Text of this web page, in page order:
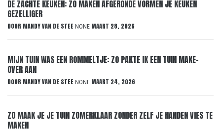
DE ZACHTE KEUKEN: ZO MAKEN AFGERONDE VORMEN JE KEUKEN
GEZELLIGER
DOOR MANDY VAN DE STEE NONE MAART 28, 2026
MIJN TUIN WAS EEN ROMMELTJE: ZO PAKTE IK EEN TUIN MAKE-
OVER AAN
DOOR MANDY VAN DE STEE NONE MAART 24, 2026
ZO MAAK JE JE TUIN ZOMERKLAAR ZONDER ZELF JE HANDEN VIES TE
MAKEN